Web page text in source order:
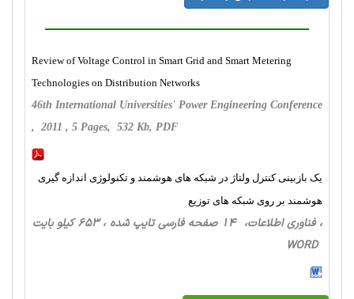
Review of Voltage Control in Smart Grid and Smart Metering
Technologies on Distribution Networks
46th International Universities' Power Engineering Conference
, 2011 , 5 Pages, 532 Kb, PDF
یک بازبینی کنترل ولتاژ در شبکه های هوشمند و تکنولوژی اندازه گیری
هوشمند بر روی شبکه های توزیع
، فناوری اطلاعات، 14 صفحه فارسی تایپ شده ، 653 کیلو بایت
WORD